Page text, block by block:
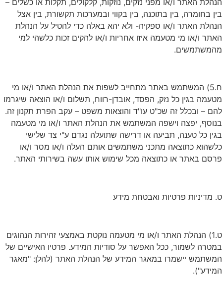
בין בחומרה, בין בתוכנה, בין בקווי ובמערכות תקשורת, בין אצל
הנהלת האתר ו/או ספקיה- ולא יהא באלה כדי להטיל על הנהלת
האתר ו/או מי מטעמה איזו אחריות ו/או להקים זכות כלשהי למי
מהמשתמשים.
ח.5) המשתמש באתר מתחייב לשפות את הנהלת האתר ו/או מי
מטעמה בגין כל נזק, הפסד, אובדן-רווח, תשלום ו/או הוצאה שיגרמו
להם – ובכלל זה שכ"ט עו"ד והוצאות משפט – עקב הפרת תקנון זה.
בנוסף, יפצה וישפה המשתמש את הנהלת האתר ו/או מי מטעמה
בגין כל טענה, תביעה או דרישה שתועלה נגדם ע"י צד שלישי
כלשהוא כתוצאה מתכני משתמשים אותם העלה ו/או מסר ו/או
פרסם באתר או כתוצאה מכל שימוש אותו עשה בשירותי האתר.
ט. מדיניות פרטיות ואבטחת מידע
ט.1) הנהלת האתר ו/או מי מטעמה נוקטת באמצעי זהירות הנהוגים
במטרה לשמור, ככל האפשר על סודיות המידע. פרטיו האישיים של
המשתמש יישמרו במאגר המידע של הנהלת האתר (להלן: "מאגר
המידע").